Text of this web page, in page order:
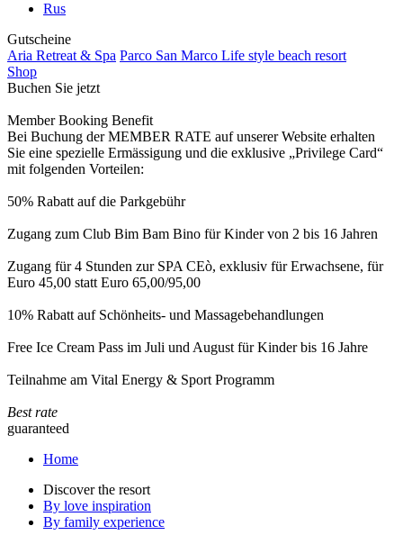
Rus
Gutscheine
Aria Retreat & Spa Parco San Marco Life style beach resort
Shop
Buchen Sie jetzt
Member Booking Benefit
Bei Buchung der MEMBER RATE auf unserer Website erhalten
Sie eine spezielle Ermässigung und die exklusive „Privilege Card“
mit folgenden Vorteilen:
50% Rabatt auf die Parkgebühr
Zugang zum Club Bim Bam Bino für Kinder von 2 bis 16 Jahren
Zugang für 4 Stunden zur SPA CEò, exklusiv für Erwachsene, für
Euro 45,00 statt Euro 65,00/95,00
10% Rabatt auf Schönheits- und Massagebehandlungen
Free Ice Cream Pass im Juli und August für Kinder bis 16 Jahre
Teilnahme am Vital Energy & Sport Programm
Best rate
guaranteed
Home
Discover the resort
By love inspiration
By family experience